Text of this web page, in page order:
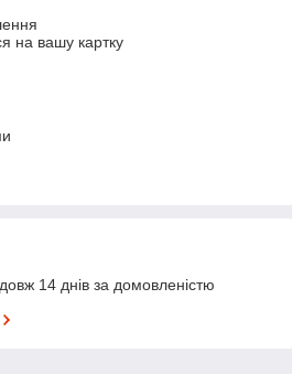
на вашу картку
14 днів за домовленістю